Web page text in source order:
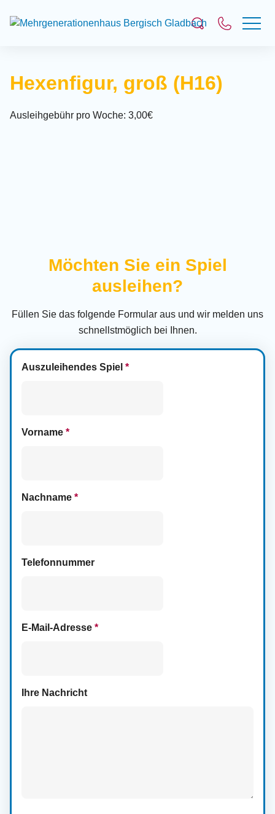
Hexenfigur, groß (H16)
Ausleihgebühr pro Woche: 3,00€
Möchten Sie ein Spiel
ausleihen?
Füllen Sie das folgende Formular aus und wir melden uns
schnellstmöglich bei Ihnen.
Auszuleihendes Spiel *
Vorname *
Nachname *
Telefonnummer
E-Mail-Adresse *
Ihre Nachricht